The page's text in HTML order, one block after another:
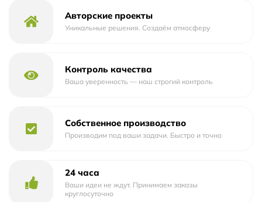
Вместимость 3-4 человека
Авторские проекты
Уникальные решения. Создаём атмосферу
Контроль качества
Ваша уверенность — наш строгий контроль
Собственное производство
Производим под ваши задачи. Быстро и точно
24 часа
Ваши идеи не ждут. Принимаем заказы
круглосуточно